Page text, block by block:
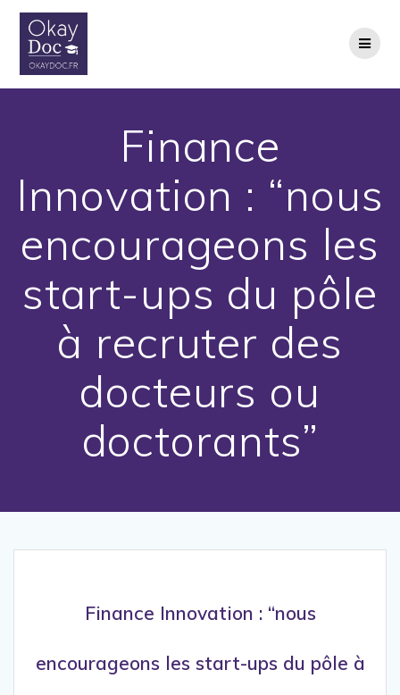
Finance
Innovation : “nous
encourageons les
start-ups du pôle
à recruter des
docteurs ou
doctorants”
Finance Innovation : “nous
encourageons les start-ups du pôle à